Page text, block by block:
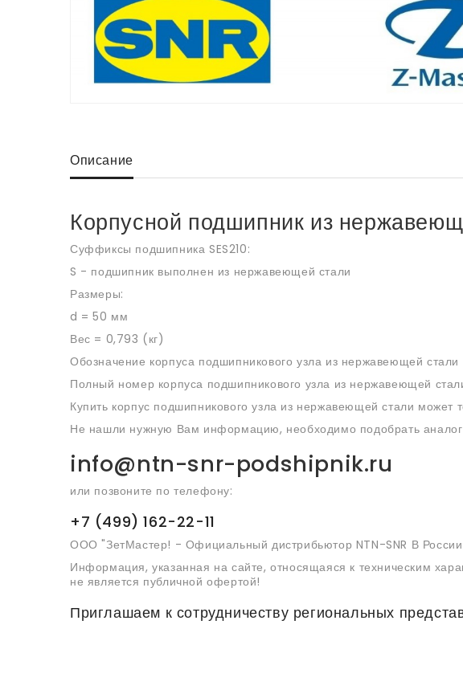
Описание
Корпусной подшипник из
Суффиксы подшипника SES210:
S - подшипник выполнен из нержавеющей стали
Размеры:
d = 50 мм
Вес = 0,793 (кг)
Обозначение корпуса подшипникового узла из нержавеющей стали
Полный номер корпуса подшипникового узла из нержавеющей
Купить корпус подшипникового узла из нержавеющей стали
Не нашли нужную Вам информацию, необходимо подобрать
info@ntn-snr-podshipnik.ru
или позвоните по телефону:
+7 (499) 162-22-11
ООО "ЗетМастер! - Официальный дистрибьютор NTN-SNR В России
Информация, указанная на сайте, относящаяся к техническим
не является публичной офертой!
Приглашаем к сотрудничеству региональных